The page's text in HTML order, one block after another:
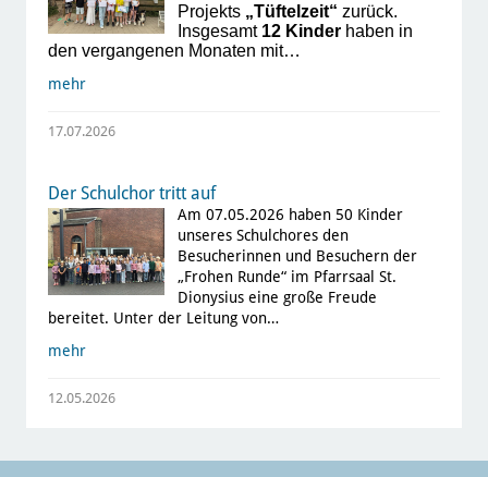
Projekts „Tüftelzeit“ zurück.
Insgesamt 12 Kinderhaben in
den vergangenen Monaten mit…
mehr
17.07.2026
Der Schulchor tritt auf
Am 07.05.2026 haben 50 Kinder
unseres Schulchores den
Besucherinnen und Besuchern der
„Frohen Runde“ im Pfarrsaal St.
Dionysius eine große Freude
bereitet. Unter der Leitung von…
mehr
12.05.2026